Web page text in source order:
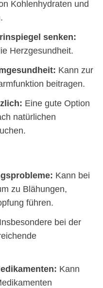
Kohlenhydraten und
senken:
Herzgesundheit.
Kann zur
beitragen.
Eine gute Option
natürlichen
Kann bei
zu Blähungen,
führen.
Insbesondere bei der
Kann